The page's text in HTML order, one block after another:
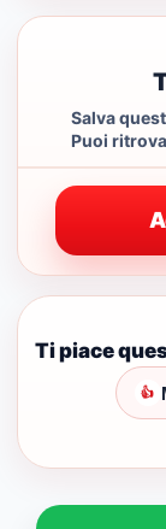
Salva
Puoi
Ti piace
👍